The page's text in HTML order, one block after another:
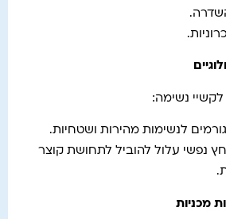
נשימה:
לנשימות מהירות ושטחיות.
נפשי עלול להוביל לתחושת קוצר
מכניות